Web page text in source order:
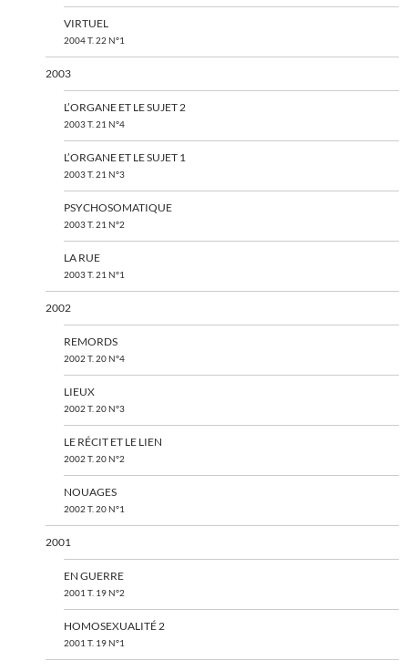
VIRTUEL
2004 T. 22 N°1
2003
L’ORGANE ET LE SUJET 2
2003 T. 21 N°4
L’ORGANE ET LE SUJET 1
2003 T. 21 N°3
PSYCHOSOMATIQUE
2003 T. 21 N°2
LA RUE
2003 T. 21 N°1
2002
REMORDS
2002 T. 20 N°4
LIEUX
2002 T. 20 N°3
LE RÉCIT ET LE LIEN
2002 T. 20 N°2
NOUAGES
2002 T. 20 N°1
2001
EN GUERRE
2001 T. 19 N°2
HOMOSEXUALITÉ 2
2001 T. 19 N°1